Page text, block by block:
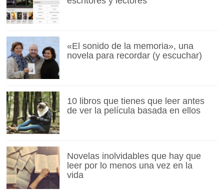
«El sonido de la memoria», una
novela para recordar (y escuchar)
10 libros que tienes que leer antes
de ver la película basada en ellos
Novelas inolvidables que hay que
leer por lo menos una vez en la
vida